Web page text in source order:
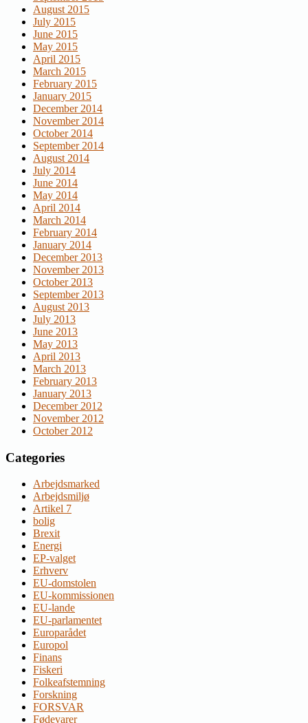
August 2015
July 2015
June 2015
May 2015
April 2015
March 2015
February 2015
January 2015
December 2014
November 2014
October 2014
September 2014
August 2014
July 2014
June 2014
May 2014
April 2014
March 2014
February 2014
January 2014
December 2013
November 2013
October 2013
September 2013
August 2013
July 2013
June 2013
May 2013
April 2013
March 2013
February 2013
January 2013
December 2012
November 2012
October 2012
Categories
Arbejdsmarked
Arbejdsmiljø
Artikel 7
bolig
Brexit
Energi
EP-valget
Erhverv
EU-domstolen
EU-kommissionen
EU-lande
EU-parlamentet
Europarådet
Europol
Finans
Fiskeri
Folkeafstemning
Forskning
FORSVAR
Fødevarer